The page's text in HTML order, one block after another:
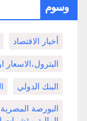
وسوم
أخبار الاقتصاد
البنك الدولي
البورصة